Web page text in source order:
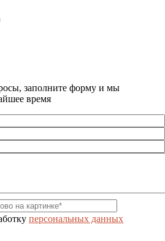
заполните форму и мы
время
персональных данных